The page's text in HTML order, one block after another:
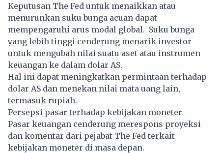
Keputusan The Fed untuk menaikkan atau
menurunkan suku bunga acuan dapat
mempengaruhi arus modal global. Suku bunga
yang lebih tinggi cenderung menarik investor
untuk mengubah nilai suatu aset atau instrumen
keuangan ke dalam dolar AS.
Hal ini dapat meningkatkan permintaan terhadap
dolar AS dan menekan nilai mata uang lain,
termasuk rupiah.
Persepsi pasar terhadap kebijakan moneter
Pasar keuangan cenderung merespons proyeksi
dan komentar dari pejabat The Fed terkait
kebijakan moneter di masa depan.